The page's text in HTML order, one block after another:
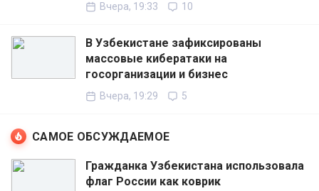
Вчера, 19:33 10
В Узбекистане зафиксированы
массовые кибератаки на
госорганизации и бизнес
Вчера, 19:29 5
САМОЕ ОБСУЖДАЕМОЕ
Гражданка Узбекистана использовала
флаг России как коврик